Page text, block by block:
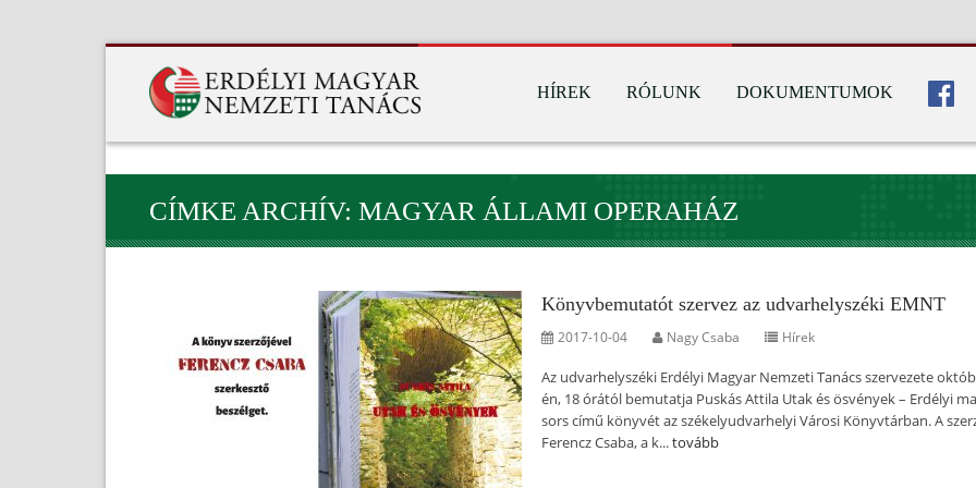
HÍREK RÓLUNK DOKUMENTUMOK
CÍMKE ARCHÍV: MAGYAR ÁLLAMI OPERAHÁZ
Könyvbemutatót szervez az udvarhelyszéki EMNT
2017-10-04 Nagy Csaba Hírek
Az udvarhelyszéki Erdélyi Magyar Nemzeti Tanács szervezete
én, 18 órától bemutatja Puskás Attila Utak és ösvények – Erdélyi
sors című könyvét az székelyudvarhelyi Városi Könyvtárban. A
Ferencz Csaba, a k...tovább